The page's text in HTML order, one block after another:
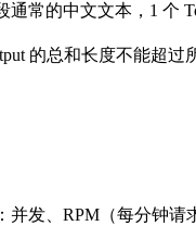
常的中文文本，1 个
的总和长度不能超
并发、RPM（每分钟